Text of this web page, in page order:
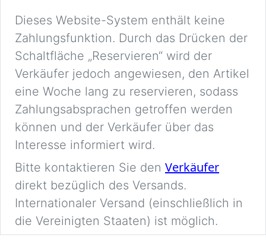
Dieses Website-System enthält keine
Zahlungsfunktion. Durch das Drücken der
Schaltfläche „Reservieren“ wird der
Verkäufer jedoch angewiesen, den Artikel
eine Woche lang zu reservieren, sodass
Zahlungsabsprachen getroffen werden
können und der Verkäufer über das
Interesse informiert wird.
Bitte kontaktieren Sie den Verkäufer
direkt bezüglich des Versands.
Internationaler Versand (einschließlich in
die Vereinigten Staaten) ist möglich.